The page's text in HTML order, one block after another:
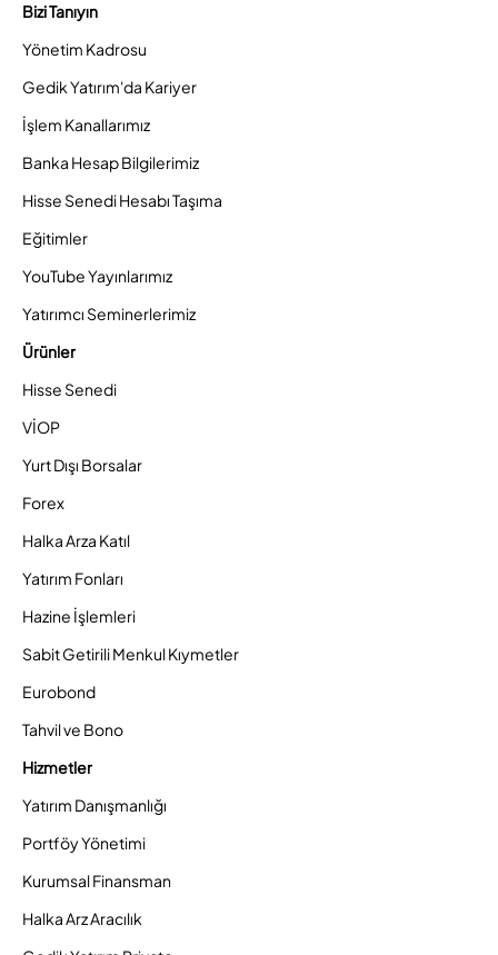
Bizi Tanıyın
Yönetim Kadrosu
Gedik Yatırım'da Kariyer
İşlem Kanallarımız
Banka Hesap Bilgilerimiz
Hisse Senedi Hesabı Taşıma
Eğitimler
YouTube Yayınlarımız
Yatırımcı Seminerlerimiz
Ürünler
Hisse Senedi
VİOP
Yurt Dışı Borsalar
Forex
Halka Arza Katıl
Yatırım Fonları
Hazine İşlemleri
Sabit Getirili Menkul Kıymetler
Eurobond
Tahvil ve Bono
Hizmetler
Yatırım Danışmanlığı
Portföy Yönetimi
Kurumsal Finansman
Halka Arz Aracılık